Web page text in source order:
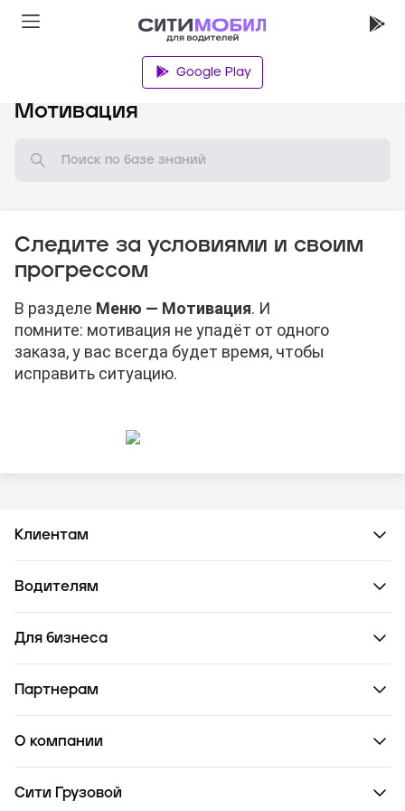
Google Play
Мотивация
Следите за условиями и своим
прогрессом
В разделе Меню — Мотивация. И
помните: мотивация не упадёт от одного
заказа, у вас всегда будет время, чтобы
исправить ситуацию.
Клиентам
Водителям
Для бизнеса
Партнерам
О компании
Сити Грузовой